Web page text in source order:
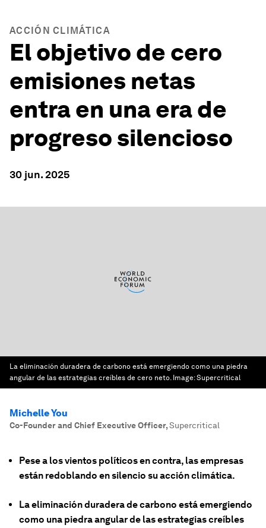
ACCIÓN CLIMÁTICA
El objetivo de cero
emisiones netas
entra en una era de
progreso silencioso
30 jun. 2025
La eliminación duradera de carbono está emergiendo como una piedra
angular de las estrategias creíbles de cero neto. Image:Supercritical
Michelle You
Co-Founder and Chief Executive Officer,Supercritical
Pese a los vientos políticos en contra, las empresas
están redoblando en silencio su acción climática.
La eliminación duradera de carbono está emergiendo
como una piedra angular de las estrategias creíbles